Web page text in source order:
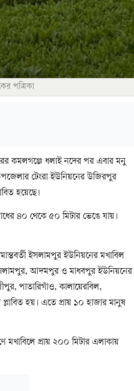
পত্রিকা
কমলগঞ্জে ধলাই নদের পর এবার মনু
টেংরা ইউনিয়নের উজিরপুর
হয়েছে।
৪০ থেকে ৫০ মিটার ভেঙে যায়।
ইসলামপুর ইউনিয়নের মখাবিল
আদমপুর ও মাধবপুর ইউনিয়নের
পাতারিগাঁও, কালায়েরবিল,
হয়। এতে প্রায় ১০ হাজার মানুষ
মখাবিলে প্রায় ২০০ মিটার এলাকায়